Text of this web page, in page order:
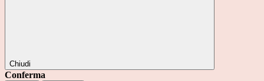
Chiudi
Conferma